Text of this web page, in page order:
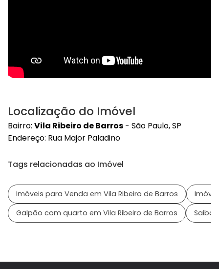
Localização do Imóvel
Bairro: Vila Ribeiro de Barros - São Paulo, SP
Endereço: Rua Major Paladino
Tags relacionadas ao Imóvel
Imóveis para Venda em Vila Ribeiro de Barros
Galpão com quarto em Vila Ribeiro de Barros
Saiba